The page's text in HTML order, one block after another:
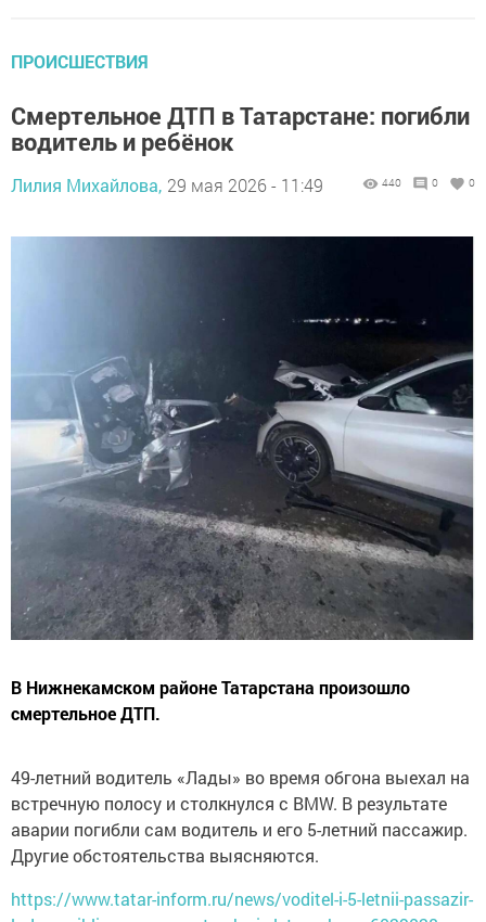
ПРОИСШЕСТВИЯ
Смертельное ДТП в Татарстане: погибли
водитель и ребёнок
Лилия Михайлова, 29 мая 2026 - 11:49 440 0 0
В Нижнекамском районе Татарстана произошло
смертельное ДТП.
49-летний водитель «Лады» во время обгона выехал на
встречную полосу и столкнулся с BMW. В результате
аварии погибли сам водитель и его 5-летний пассажир.
Другие обстоятельства выясняются.
https://www.tatar-inform.ru/news/voditel-i-5-letnii-passazir-